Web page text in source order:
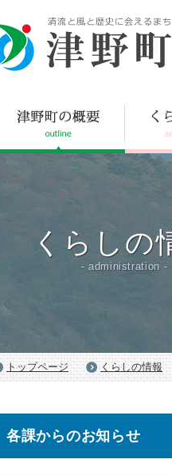
くらしの
- administration -
トップページ くらしの情報
各課からのお知らせ